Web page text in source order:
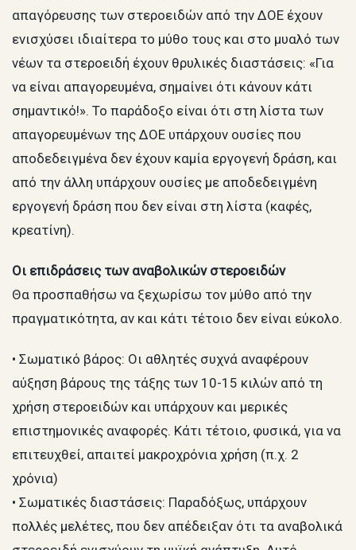
απαγόρευσης των στεροειδών από την ΔΟΕ έχουν
ενισχύσει ιδιαίτερα το μύθο τους και στο μυαλό των
νέων τα στεροειδή έχουν θρυλικές διαστάσεις: «Για
να είναι απαγορευμένα, σημαίνει ότι κάνουν κάτι
σημαντικό!». Το παράδοξο είναι ότι στη λίστα των
απαγορευμένων της ΔΟΕ υπάρχουν ουσίες που
αποδεδειγμένα δεν έχουν καμία εργογενή δράση, και
από την άλλη υπάρχουν ουσίες με αποδεδειγμένη
εργογενή δράση που δεν είναι στη λίστα (καφές,
κρεατίνη).
Οι επιδράσεις των αναβολικών στεροειδών
Θα προσπαθήσω να ξεχωρίσω τον μύθο από την
πραγματικότητα, αν και κάτι τέτοιο δεν είναι εύκολο.
• Σωματικό βάρος: Οι αθλητές συχνά αναφέρουν
αύξηση βάρους της τάξης των 10-15 κιλών από τη
χρήση στεροειδών και υπάρχουν και μερικές
επιστημονικές αναφορές. Κάτι τέτοιο, φυσικά, για να
επιτευχθεί, απαιτεί μακροχρόνια χρήση (π.χ. 2
χρόνια)
• Σωματικές διαστάσεις: Παραδόξως, υπάρχουν
πολλές μελέτες, που δεν απέδειξαν ότι τα αναβολικά